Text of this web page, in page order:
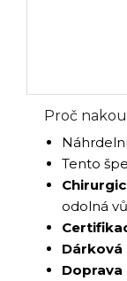
Proč
Tento
odolná
Dárková
Doprava